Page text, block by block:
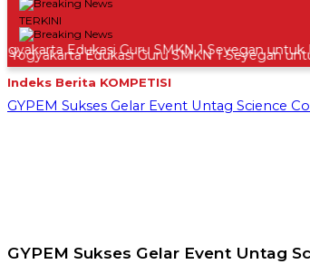
TERKINI
Edukasi Guru SMKN 1 Seyegan untuk
Indeks Berita KOMPETISI
GYPEM Sukses Gelar Event Untag Science
GYPEM Sukses Gelar Event Untag